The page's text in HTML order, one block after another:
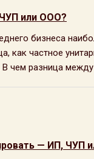
или ООО?
бизнеса
как частное
чем разница между
— ИП, ЧУП